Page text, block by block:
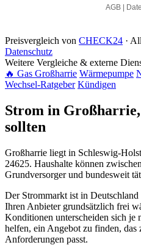
Preisvergleich von CHECK24 ·
Datenschutz
Weitere Vergleiche & externe
🔥 Gas Großharrie Wärmepumpe
Wechsel-Ratgeber Kündigen
Strom in Großharrie,
sollten
Großharrie liegt in Schleswig-
24625. Haushalte können
Grundversorger und bundesweit
Der Strommarkt ist in
Ihren Anbieter grundsätzlich frei
Konditionen unterscheiden sich je
helfen, ein Angebot zu finden, das
Anforderungen passt.